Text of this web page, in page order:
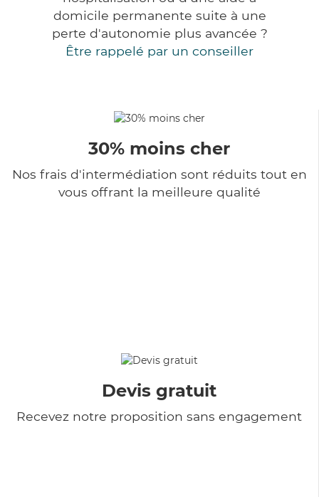
domicile permanente suite à une
perte d'autonomie plus avancée ?
Être rappelé par un conseiller
30% moins cher
Nos frais d'intermédiation sont réduits tout en
vous offrant la meilleure qualité
Devis gratuit
Recevez notre proposition sans engagement